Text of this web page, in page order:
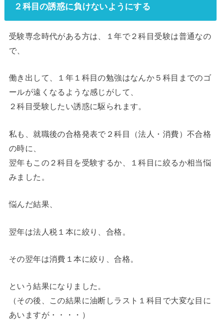
２科目の誘惑に負けないようにする
受験専念時代がある方は、１年で２科目受験は普通なの
で、
働き出して、１年１科目の勉強はなんか５科目までのゴ
ールが遠くなるような感じがして、
２科目受験したい誘惑に駆られます。
私も、就職後の合格発表で２科目（法人・消費）不合格
の時に、
翌年もこの２科目を受験するか、１科目に絞るか相当悩
みました。
悩んだ結果、
翌年は法人税１本に絞り、合格。
その翌年は消費１本に絞り、合格。
という結果になりました。
（その後、この結果に油断しラスト１科目で大変な目に
あいますが・・・・）